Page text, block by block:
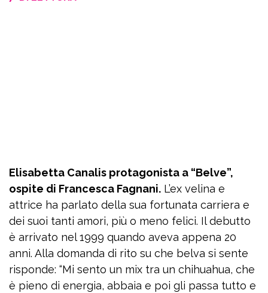
Elisabetta Canalis protagonista a “Belve”,
ospite di Francesca Fagnani. L’ex velina e
attrice ha parlato della sua fortunata carriera e
dei suoi tanti amori, più o meno felici. Il debutto
è arrivato nel 1999 quando aveva appena 20
anni. Alla domanda di rito su che belva si sente
risponde: “Mi sento un mix tra un chihuahua, che
è pieno di energia, abbaia e poi gli passa tutto e